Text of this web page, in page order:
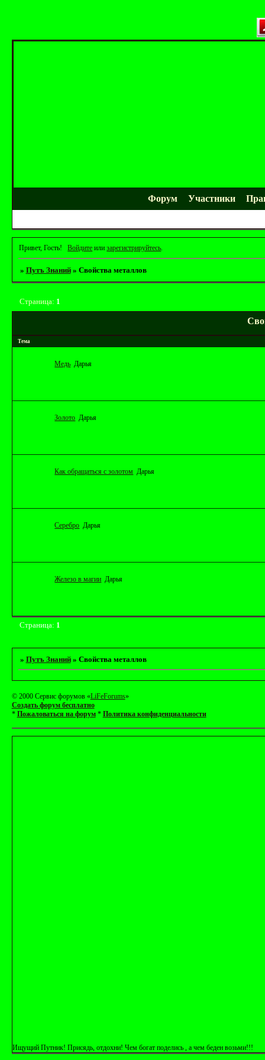
Форум Участники
Привет, Гость! Войдите илизарегистрируйтесь
» Путъ Знаний » Свойства металлов
Страница: 1
Тема
Медь Дарья
Золото Дарья
Как обращаться с золотом Дарья
Серебро Дарья
Железо в магии Дарья
Страница: 1
» Путъ Знаний » Свойства металлов
© 2000 Сервис форумов «LiFeForums»
Создать форум бесплатно
* Пожаловаться на форум* Политика конфиденциальности
Ищущий Путник! Присядь, отдохни! Чем богат поделись , а чем беден возьми!!!